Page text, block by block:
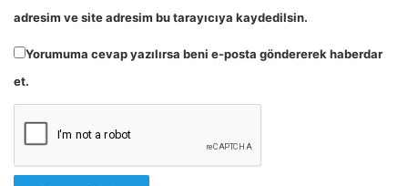
adresim ve site adresim bu tarayıcıya kaydedilsin.
Yorumuma cevap yazılırsa beni e-posta göndererek haberdar
et.